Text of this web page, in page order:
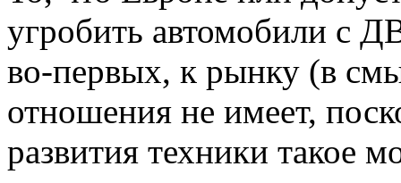
угробить автомобили с
во-первых, к рынку (в
отношения не имеет,
развития техники такое